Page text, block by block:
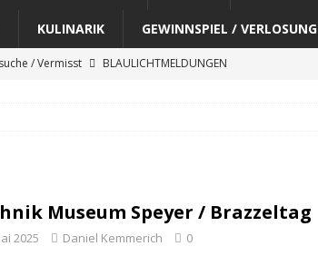
KULINARIK GEWINNSPIEL / VERLOSUNG
/ Vermisst
BLAULICHTMELDUNGEN
/ Vermisst
BLAULICHTMELDUNGEN
Museum Speyer / Brazzeltag
2025 Daniel Kemmerich 0